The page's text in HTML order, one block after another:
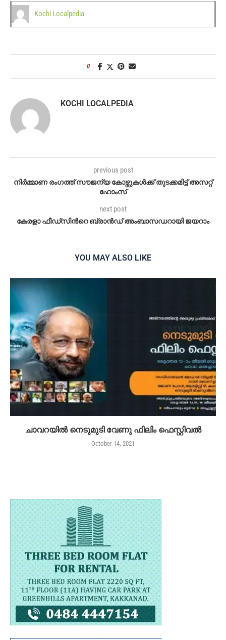
Kochi Localpedia
0
KOCHI LOCALPEDIA
previous post
നിര്‍മ്മാണ രംഗത്ത് സൗജന്യ കോഴ്സുകള്‍ക്ക് തുടക്കമിട്ട് അസറ്റ്
ഹോംസ്
next post
കേരളാ ഫീഡ്‌സിന്‍റെ ബ്രാന്‍ഡ് അംബാസഡറായി ജയറാം
YOU MAY ALSO LIKE
ചാവറയിൽ നെടുമുടി വേണു ഫിലിം ഫെസ്റ്റിവൽ
October 14, 2021